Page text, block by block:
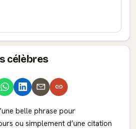
célèbres
belle phrase pour
ou simplement d’une citation